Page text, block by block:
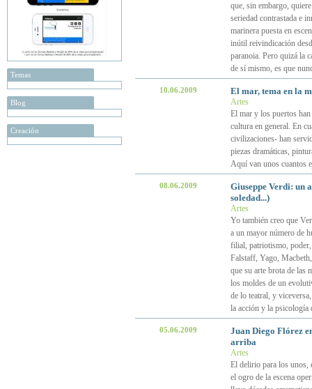
Temas
Blog
Creación
que, sin embargo,
seriedad contrastada e
marinera puesta en
inútil reivindicación
paranoia. Pero quizá la
de sí mismo, es que
10.06.2009 El mar, tema en la
Artes
El mar y los puertos han
cultura en general. En
civilizaciones- han
piezas dramáticas,
Aquí van unos cuantos
08.06.2009
Giuseppe Verdi: un
soledad...)
Artes
Yo también creo que
a un mayor número de
filial, patriotismo,
Falstaff, Yago,
que su arte brota de las
los moldes de un
de lo teatral, y
la acción y la psicología
05.06.2009
Juan Diego Flórez
arriba
Artes
El delirio para los unos,
el ogro de la escena